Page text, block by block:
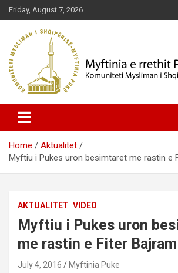
Skip
to
content
Friday, August 7, 2026
Myftinia Pukë |
Home
Aktualitet
Myftiu i Pukes uron besimtaret me rastin e
AKTUALITET VIDEO
Myftiu i Pukes uron
me rastin e Fiter
July 4, 2016 Myftinia Puke